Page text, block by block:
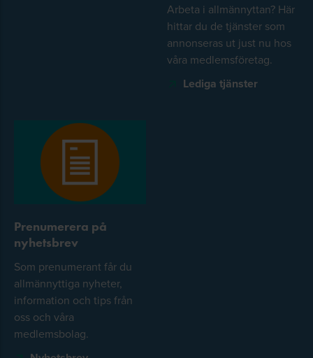
Arbeta i allmännyttan? Här
hittar du de tjänster som
annonseras ut just nu hos
våra medlemsföretag.
Lediga tjänster
Prenumerera på
nyhetsbrev
Som prenumerant får du
allmännyttiga nyheter,
information och tips från
oss och våra
medlemsbolag.